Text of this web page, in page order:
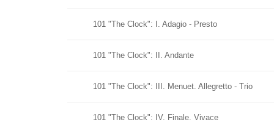
101 "The Clock": I. Adagio - Presto
101 "The Clock": II. Andante
101 "The Clock": III. Menuet. Allegretto - Trio
101 "The Clock": IV. Finale. Vivace